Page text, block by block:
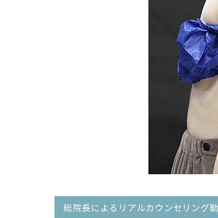
総院長によるリアルカウンセリング